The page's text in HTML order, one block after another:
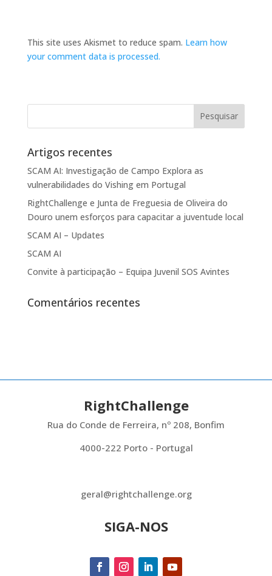
This site uses Akismet to reduce spam. Learn how
your comment data is processed.
Artigos recentes
SCAM AI: Investigação de Campo Explora as
vulnerabilidades do Vishing em Portugal
RightChallenge e Junta de Freguesia de Oliveira do
Douro unem esforços para capacitar a juventude local
SCAM AI – Updates
SCAM AI
Convite à participação – Equipa Juvenil SOS Avintes
Comentários recentes
RightChallenge
Rua do Conde de Ferreira, nº 208, Bonfim
4000-222 Porto - Portugal
geral@rightchallenge.org
SIGA-NOS